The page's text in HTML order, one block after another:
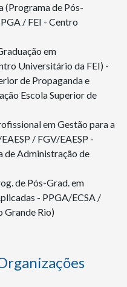
(Programa de Pós-
/ FEI - Centro
em
Universitário da FEI) -
de Propaganda e
Escola Superior de
em Gestão para a
/ FGV/EAESP -
de Administração de
de Pós-Grad. em
- PPGA/ECSA /
Grande Rio)